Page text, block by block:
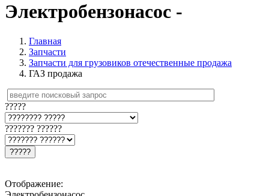
Электробензонасос -
Главная
Запчасти
Запчасти для грузовиков отечественные продажа
ГАЗ продажа
?????
??????? ??????
?????
Отображение: